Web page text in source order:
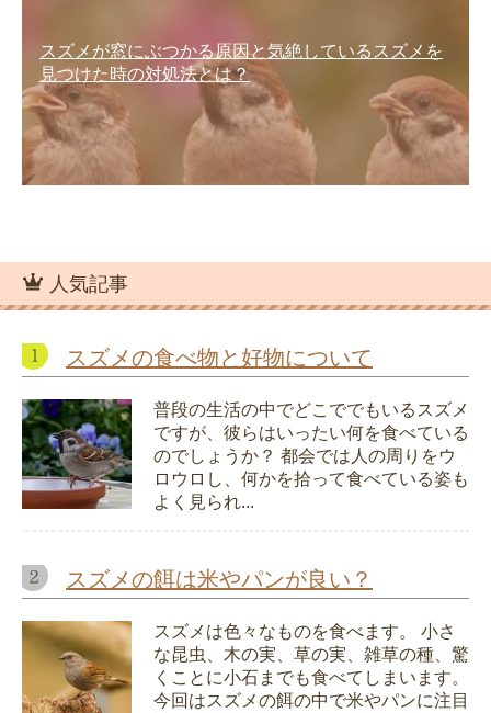
スズメが窓にぶつかる原因と気絶しているスズメを
見つけた時の対処法とは？
人気記事
スズメの食べ物と好物について
普段の生活の中でどこででもいるスズメ
ですが、彼らはいったい何を食べている
のでしょうか？ 都会では人の周りをウ
ロウロし、何かを拾って食べている姿も
よく見られ...
スズメの餌は米やパンが良い？
スズメは色々なものを食べます。 小さ
な昆虫、木の実、草の実、雑草の種、驚
くことに小石までも食べてしまいます。
今回はスズメの餌の中で米やパンに注目